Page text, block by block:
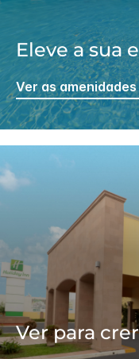
Eleve a sua
Ver as amenidades
Ver para crer